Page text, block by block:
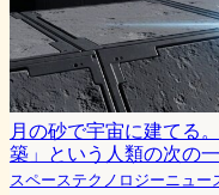
月の砂で宇宙に建てる
築」という人類の次の
スペーステクノロジーニュー